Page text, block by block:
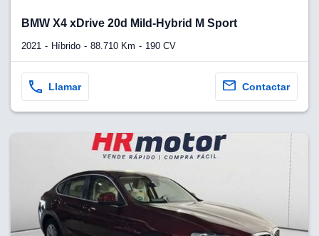
BMW X4 xDrive 20d Mild-Hybrid M Sport
2021 Híbrido 88.710 Km 190 CV
Llamar Contactar